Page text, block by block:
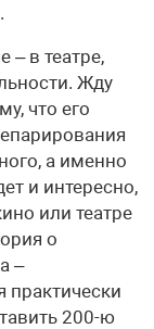
– в театре,
Жду
что его
а именно
и интересно,
или театре
о
–
практически
200-ю